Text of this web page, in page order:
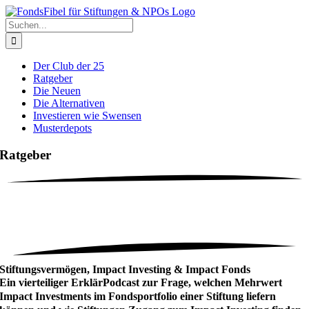
Zum
Inhalt
springen
Suche
nach:
Der Club der 25
Ratgeber
Die Neuen
Die Alternativen
Investieren wie Swensen
Musterdepots
Ratgeber
Stiftungsvermögen, Impact Investing & Impact Fonds
Ein vierteiliger ErklärPodcast zur Frage, welchen Mehrwert
Impact Investments im Fondsportfolio einer Stiftung liefern